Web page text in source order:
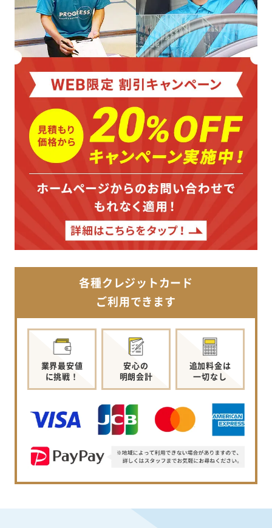
各種クレジットカード
ご利用できます
業界最安値
に挑戦！
安心の
明朗会計
追加料金は
一切なし